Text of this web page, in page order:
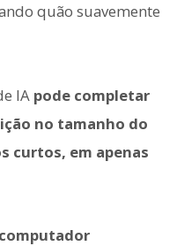
quão suavemente
IA pode completar
no tamanho do
curtos, em apenas